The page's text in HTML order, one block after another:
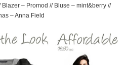
– Promod // Bluse – mint&berry //
– Anna Field